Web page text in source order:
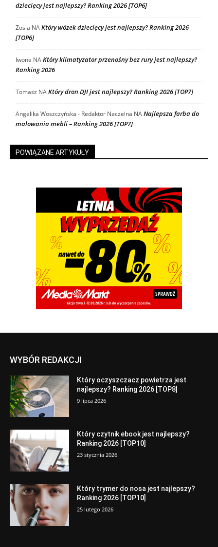
dziecięcy jest najlepszy? Ranking 2026 [TOP6]
Zosia NAKtóry wózek dziecięcy jest najlepszy? Ranking 2026
[TOP6]
Iwona NAKtóry klimatyzator przenośny bez rury jest najlepszy?
Ranking 2026
Tomasz NAKtóry dron DJI jest najlepszy? Ranking 2026 [TOP7]
Angelika Woszczyńska - Redaktor Naczelna NANajlepsza farba do
malowania mebli – Ranking 2026 [TOP7]
POWIĄZANE ARTYKUŁY
WYBÓR REDAKCJI
Który oczyszczacz powietrza jest
najlepszy? Ranking 2026 [TOP8]
9 lipca 2026
Który czytnik ebook jest najlepszy?
Ranking 2026 [TOP10]
23 stycznia 2026
Który trymer do nosa jest najlepszy?
Ranking 2026 [TOP10]
25 lutego 2026